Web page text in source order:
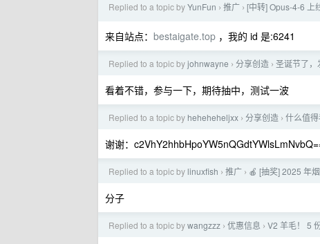
Replied to a topic byYunFun › 推广 › [中转] Opus-4-6 上
来自站点： bestaigate.top ，我的 id 是:6241
Replied to a topic byjohnwayne › 分享创造 › 圣诞节了，
看着不错，参与一下，期待抽中，测试一波
Replied to a topic by heheheheljxx › 分享创造 › 什么值
谢谢：
Replied to a topic by linuxfish › 推广 › 🍎 [抽奖] 2025 年
分子
Replied to a topic bywangzzz › 优惠信息 › V2 羊毛！ 5